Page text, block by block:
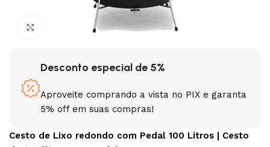
Clique para ampliar
Desconto especial de 5%
Aproveite comprando a vista no PIX e garanta
5% off em suas compras!
Cesto de Lixo redondo com Pedal 100 Litros | Cesto